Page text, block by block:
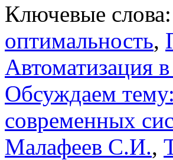
Ключевые слова:
оптимальность,
Автоматизация
Обсуждаем
современных
Малафеев С.И.,